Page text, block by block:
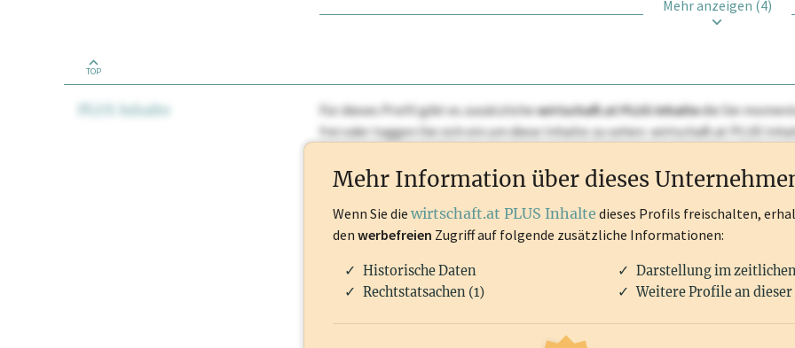
Mehr anzeigen (4)
TOP
PLUS Inhalte Für dieses Profil gibt es zusätzlichewirtschaft.at PLUS Inhaltedie Sie
frei oder loggen Sie sich ein um diese Inhalte zu sehen. wirtschaft.at PLUS
Mehr Information über dieses
Wenn Sie die wirtschaft.at PLUS Inhalte dieses Profils freischalten,
den werbefreien Zugriff auf folgende zusätzliche Informationen:
Historische Daten
Darstellung im
Rechtstatsachen (1)
Weitere Profile an dieser